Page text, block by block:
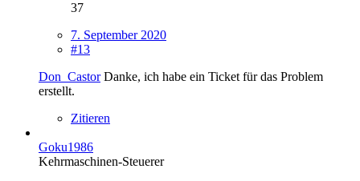
37
7. September 2020
#13
Don_CastorDanke, ich habe ein Ticket für das Problem
erstellt.
Zitieren
Goku1986
Kehrmaschinen-Steuerer